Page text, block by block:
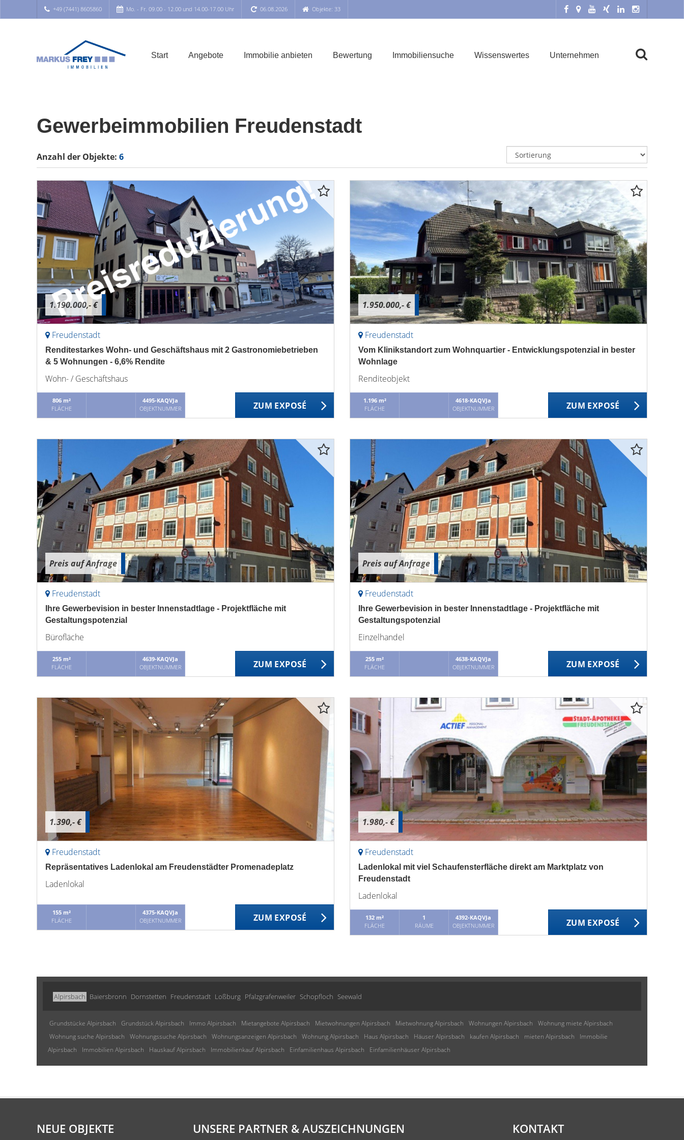
+49 (7441) 8605860 Mo. - Fr. 09.00 - 12.00 und 14.00-17.00 Uhr 06.08.2026 Objekte: 33
Start Angebote Immobilie anbieten Bewertung Immobiliensuche Wissenswertes Unternehmen
Gewerbeimmobilien Freudenstadt
Anzahl der Objekte: 6
1.190.000,- €
Freudenstadt
Renditestarkes Wohn- und Geschäftshaus mit 2 Gastronomiebetrieben
& 5 Wohnungen - 6,6% Rendite
Wohn- / Geschäftshaus
806 m²
FLÄCHE
4495-KAQVJa
OBJEKTNUMMER
ZUM EXPOSÉ
1.950.000,- €
Freudenstadt
Vom Klinikstandort zum Wohnquartier - Entwicklungspotenzial in bester
Wohnlage
Renditeobjekt
1.196 m²
FLÄCHE
4618-KAQVJa
OBJEKTNUMMER
ZUM EXPOSÉ
Preis auf Anfrage
Freudenstadt
Ihre Gewerbevision in bester Innenstadtlage - Projektfläche mit
Gestaltungspotenzial
Bürofläche
255 m²
FLÄCHE
4639-KAQVJa
OBJEKTNUMMER
ZUM EXPOSÉ
Preis auf Anfrage
Freudenstadt
Ihre Gewerbevision in bester Innenstadtlage - Projektfläche mit
Gestaltungspotenzial
Einzelhandel
255 m²
FLÄCHE
4638-KAQVJa
OBJEKTNUMMER
ZUM EXPOSÉ
1.390,- €
Freudenstadt
Repräsentatives Ladenlokal am Freudenstädter Promenadeplatz
Ladenlokal
155 m²
FLÄCHE
4375-KAQVJa
OBJEKTNUMMER
ZUM EXPOSÉ
1.980,- €
Freudenstadt
Ladenlokal mit viel Schaufensterfläche direkt am Marktplatz von
Freudenstadt
Ladenlokal
132 m²
FLÄCHE
1
RÄUME
4392-KAQVJa
OBJEKTNUMMER
ZUM EXPOSÉ
Alpirsbach Baiersbronn Dornstetten Freudenstadt Loßburg Pfalzgrafenweiler Schopfloch Seewald
Grundstücke Alpirsbach Grundstück Alpirsbach Immo Alpirsbach Mietangebote Alpirsbach Mietwohnungen Alpirsbach Mietwohnung Alpirsbach Wohnungen Alpirsbach
Wohnung miete Alpirsbach
Wohnung suche Alpirsbach
Wohnungssuche Alpirsbach Wohnungsanzeigen Alpirsbach Wohnung Alpirsbach Haus Alpirsbach Häuser Alpirsbach kaufen Alpirsbach mieten Alpirsbach
Immobilie
Alpirsbach
Immobilien Alpirsbach Hauskauf Alpirsbach Immobilienkauf Alpirsbach Einfamilienhaus Alpirsbach Einfamilienhäuser Alpirsbach
NEUE OBJEKTE UNSERE PARTNER & AUSZEICHNUNGEN KONTAKT